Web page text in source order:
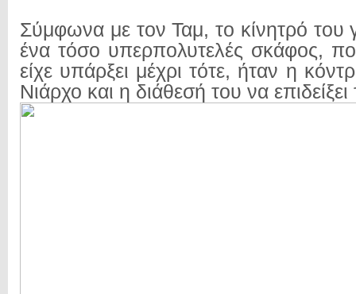
Σύμφωνα με τον Ταμ, το κίνητρό του
ένα τόσο υπερπολυτελές σκάφος,
είχε υπάρξει μέχρι τότε, ήταν η
Νιάρχο και η διάθεσή του να